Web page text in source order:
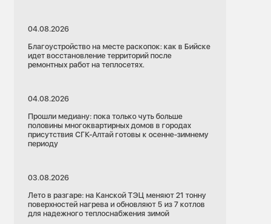
04.08.2026
Благоустройство на месте раскопок: как в Бийске
идет восстановление территорий после
ремонтных работ на теплосетях.
04.08.2026
Прошли медиану: пока только чуть больше
половины многоквартирных домов в городах
присутствия СГК-Алтай готовы к осенне-зимнему
периоду
03.08.2026
Лето в разгаре: на Канской ТЭЦ меняют 21 тонну
поверхностей нагрева и обновляют 5 из 7 котлов
для надежного теплоснабжения зимой